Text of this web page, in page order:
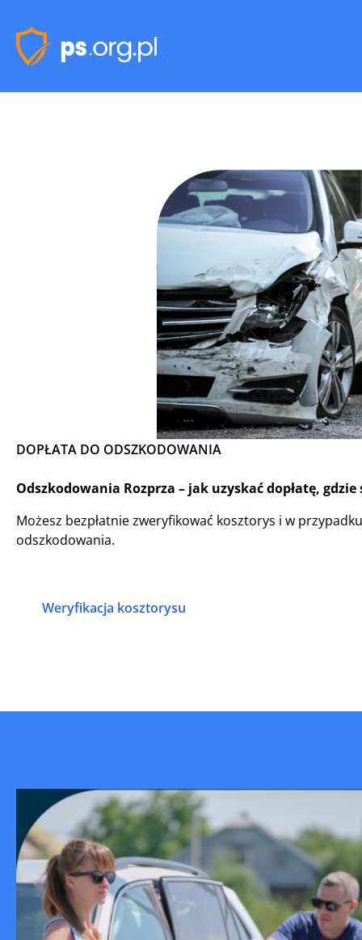
DOPŁATA DO ODSZKODOWANIA
Odszkodowania Rozprza – jak uzyskać dopłatę,
Możesz bezpłatnie zweryfikować kosztorys i w
odszkodowania.
Weryfikacja kosztorysu